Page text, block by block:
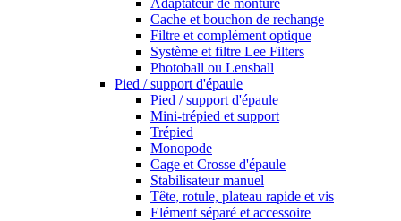
Adaptateur de monture
Cache et bouchon de rechange
Filtre et complément optique
Système et filtre Lee Filters
Photoball ou Lensball
Pied / support d'épaule
Pied / support d'épaule
Mini-trépied et support
Trépied
Monopode
Cage et Crosse d'épaule
Stabilisateur manuel
Tête, rotule, plateau rapide et vis
Elément séparé et accessoire